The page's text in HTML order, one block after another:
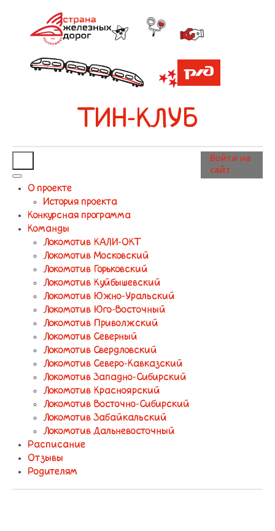
ТИН-КЛУБ
О проекте
История проекта
Конкурсная программа
Команды
Локомотив КАЛИ-ОКТ
Локомотив Московский
Локомотив Горьковский
Локомотив Куйбышевский
Локомотив Южно-Уральский
Локомотив Юго-Восточный
Локомотив Приволжский
Локомотив Северный
Локомотив Свердловский
Локомотив Северо-Кавказский
Локомотив Западно-Сибирский
Локомотив Красноярский
Локомотив Восточно-Сибирский
Локомотив Забайкальский
Локомотив Дальневосточный
Расписание
Отзывы
Родителям
Войти на
сайт